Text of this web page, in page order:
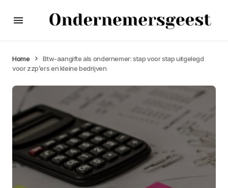
Home
Btw-aangifte als ondernemer: stap voor stap uitgelegd
voor zzp’ers en kleine bedrijven